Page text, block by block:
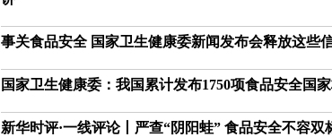
事关食品安全 国家卫生健康委新闻发布会释放这些
国家卫生健康委：我国累计发布1750项食品安全国
新华时评·一线评论丨严查“阴阳蛙” 食品安全不容双